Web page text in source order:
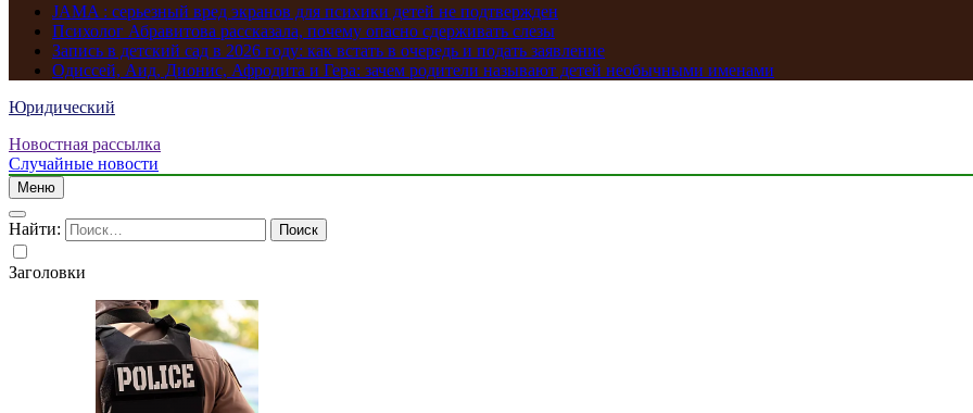
JAMA : серьезный вред экранов для психики детей не подтвержден
Психолог Абравитова рассказала, почему опасно сдерживать слезы
Запись в детский сад в 2026 году: как встать в очередь и подать заявление
Одиссей, Аид, Дионис, Афродита и Гера: зачем родители называют детей необычными именами
Юридический
Новостная рассылка
Случайные новости
Меню
Найти:
Заголовки